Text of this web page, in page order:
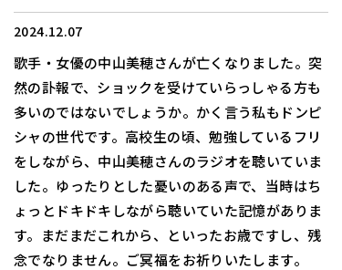
2024.12.07
歌手・女優の中山美穂さんが亡くなりました。突
然の訃報で、ショックを受けていらっしゃる方も
多いのではないでしょうか。かく言う私もドンピ
シャの世代です。高校生の頃、勉強しているフリ
をしながら、中山美穂さんのラジオを聴いていま
した。ゆったりとした憂いのある声で、当時はち
ょっとドキドキしながら聴いていた記憶がありま
す。まだまだこれから、といったお歳ですし、残
念でなりません。ご冥福をお祈りいたします。